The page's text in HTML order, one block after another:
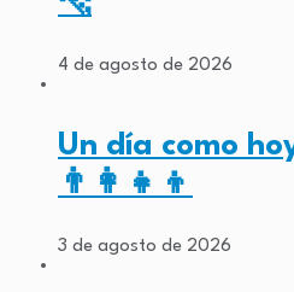
4 de agosto de 2026
Un día como
👨‍👩‍👧‍👦
3 de agosto de 2026